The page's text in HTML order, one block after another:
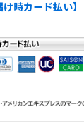
時カード払い】